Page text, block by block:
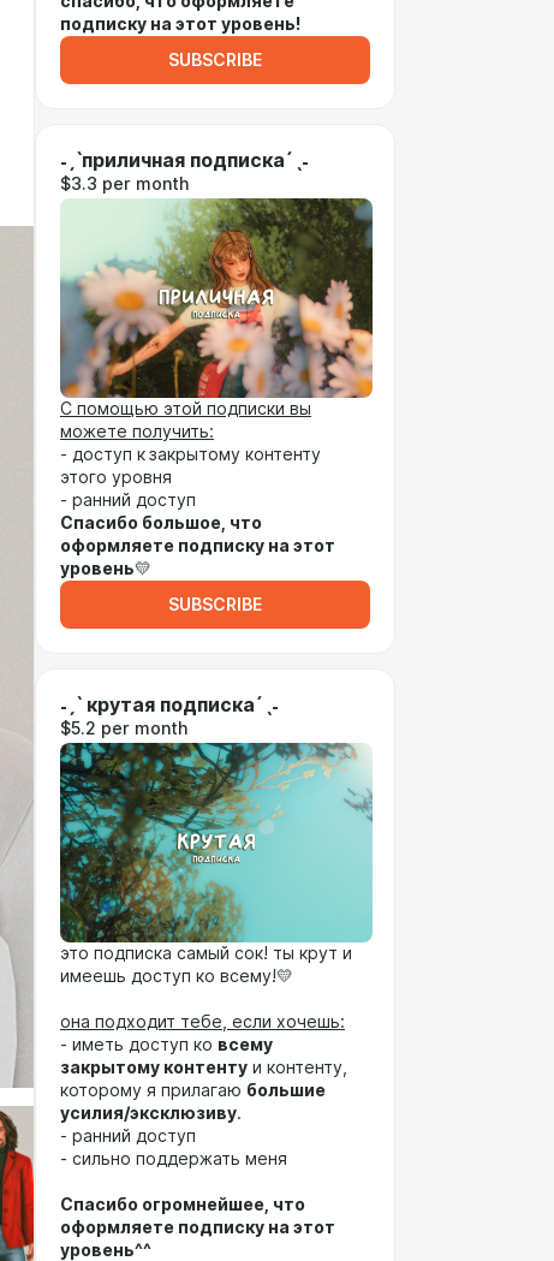
подписку на этот уровень!
SUBSCRIBE
˗ˏˋприличная подписка´ˎ˗
$3.3 per month
С помощью этой подписки вы
можете получить:
- доступ кзакрытому контенту
этого уровня
- ранний доступ
Спасибо большое, что
оформляете подписку на этот
уровень💛
SUBSCRIBE
˗ˏˋ крутая подписка´ˎ˗
$5.2 per month
это подписка самый сок! ты крут и
имеешь доступ ко всему!💛
она подходит тебе, если хочешь:
- иметь доступ ко всему
закрытому контенту и контенту,
которому я прилагаю большие
усилия/эксклюзиву.
- ранний доступ
- сильно поддержать меня
Спасибо огромнейшее, что
оформляете подписку на этот
уровень^^